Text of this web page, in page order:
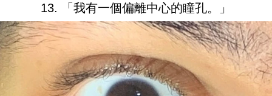
13. 「我有一個偏離中心的瞳孔。」